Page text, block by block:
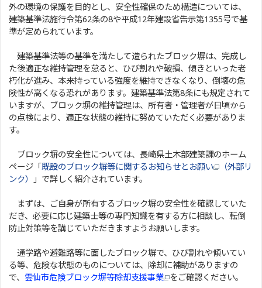
外の環境の保護を目的とし、安全性確保のため構造については、
建築基準法施行令第62条の8や平成12年建設省告示第1355号で基
準が定められています。
建築基準法等の基準を満たして造られたブロック塀は、完成し
た後適正な維持管理を怠ると、ひび割れや破損、傾きといった老
朽化が進み、本来持っている強度を維持できなくなり、倒壊の危
険性が高くなる恐れがあります。建築基準法第8条にも規定されて
いますが、ブロック塀の維持管理は、所有者・管理者が日頃から
の点検により、適正な状態の維持に努めていただく必要がありま
す。
ブロック塀の安全性については、長崎県土木部建築課のホーム
ページ「既設のブロック塀等に関するお知らせとお願い
（外部リ
ンク）
」で詳しく紹介されています。
まずは、ご自身が所有するブロック塀の安全性を確認していた
だき、必要に応じ建築士等の専門知識を有する方に相談し、転倒
防止対策等を講じていただきますようお願いします。
通学路や避難路等に面したブロック塀で、ひび割れや傾いてい
る等、危険な状態のものについては、除却に補助がありますの
で、 雲仙市危険ブロック塀等除却支援事業 をご確認ください。